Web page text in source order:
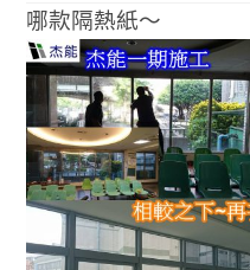
哪款隔熱紙～
(閱讀全文…)
0 COMMENTS